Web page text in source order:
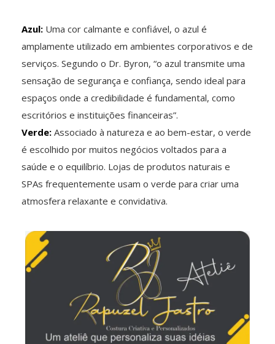
Azul: Uma cor calmante e confiável, o azul é
amplamente utilizado em ambientes corporativos e de
serviços. Segundo o Dr. Byron, “o azul transmite uma
sensação de segurança e confiança, sendo ideal para
espaços onde a credibilidade é fundamental, como
escritórios e instituições financeiras”.
Verde: Associado à natureza e ao bem-estar, o verde
é escolhido por muitos negócios voltados para a
saúde e o equilíbrio. Lojas de produtos naturais e
SPAs frequentemente usam o verde para criar uma
atmosfera relaxante e convidativa.